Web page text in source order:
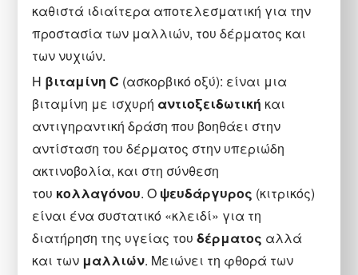
καθιστά ιδιαίτερα αποτελεσματική για την
προστασία των μαλλιών, του δέρματος και
των νυχιών.
Η βιταμίνη C (ασκορβικό οξύ): είναι μια
βιταμίνη με ισχυρή αντιοξειδωτική και
αντιγηραντική δράση που βοηθάει στην
αντίσταση του δέρματος στην υπεριώδη
ακτινοβολία, και στη σύνθεση
του κολλαγόνου. Ο ψευδάργυρος (κιτρικός)
είναι ένα συστατικό «κλειδί» για τη
διατήρηση της υγείας τουδέρματος αλλά
και των μαλλιών. Μειώνει τη φθορά των